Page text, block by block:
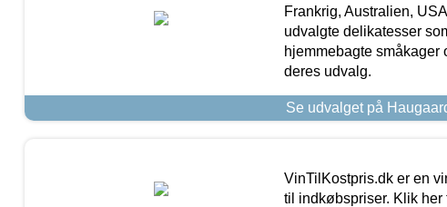
Frankrig, Australien,
udvalgte delikatesser
hjemmebagte småkager
deres udvalg.
Se udvalget på
VinTilKostpris.dk er en
til indkøbspriser. Klik her